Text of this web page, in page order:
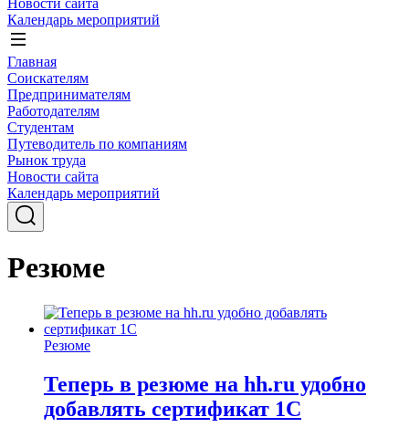
Новости сайта
Календарь мероприятий
Главная
Соискателям
Предпринимателям
Работодателям
Студентам
Путеводитель по компаниям
Рынок труда
Новости сайта
Календарь мероприятий
Резюме
Резюме
Теперь в резюме на hh.ru удобно
добавлять сертификат 1С